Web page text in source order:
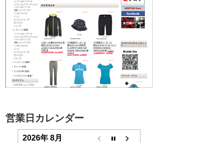
営業日カレンダー
2026年 8月